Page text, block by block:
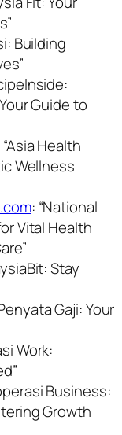
Building
Guide to
“Asia Health
Wellness
: “National
Vital Health
Stay
Gaji: Your
Work:
Business:
Growth